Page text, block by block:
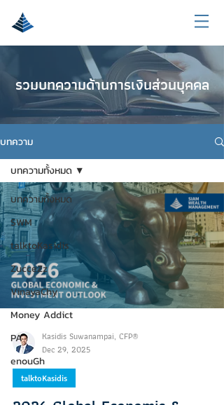
รวมบทความด้านการเงินส่วนบุคคล
บทความ
บทความทั้งหมด
SWM
talktoKasidis
ZucceZz
VinayaChy
Money Addict
PA
enouGh
บทความทั้งหมด
Kasidis Suwanampai, CFP®
Dec 29, 2025
talktoKasidis